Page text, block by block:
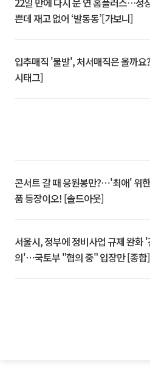
쁜데 재고 없어 ‘발동동’[가보니]
입추매직 '불발', 처서매직은 올까요
시태그]
콘서트 갈 때 응원봉만?⋯'최애' 위
품 등장이오! [솔드아웃]
서울시, 정부에 정비사업 규제 완화 '
의'⋯국토부 "협의 중" 입장만 [종합]